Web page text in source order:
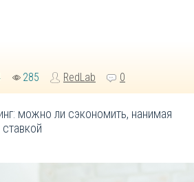
285 RedLab 0
можно ли сэкономить, нанимая